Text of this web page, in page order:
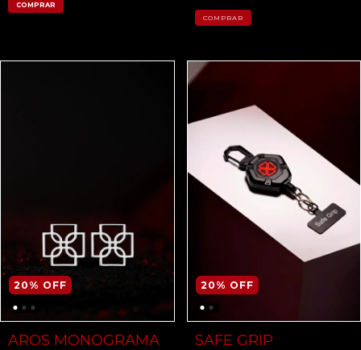
COMPRAR
20 % OFF
AROS MONOGRAMA
20 % OFF
SAFE GRIP